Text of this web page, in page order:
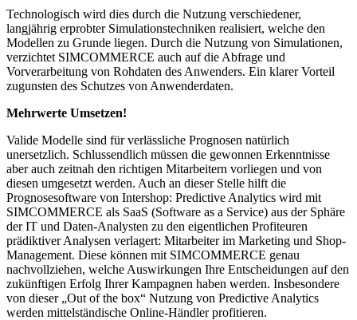
Technologisch wird dies durch die Nutzung verschiedener,
langjährig erprobter Simulationstechniken realisiert, welche den
Modellen zu Grunde liegen. Durch die Nutzung von Simulationen,
verzichtet SIMCOMMERCE auch auf die Abfrage und
Vorverarbeitung von Rohdaten des Anwenders. Ein klarer Vorteil
zugunsten des Schutzes von Anwenderdaten.
Mehrwerte Umsetzen!
Valide Modelle sind für verlässliche Prognosen natürlich
unersetzlich. Schlussendlich müssen die gewonnen Erkenntnisse
aber auch zeitnah den richtigen Mitarbeitern vorliegen und von
diesen umgesetzt werden. Auch an dieser Stelle hilft die
Prognosesoftware von Intershop: Predictive Analytics wird mit
SIMCOMMERCE als SaaS (Software as a Service) aus der Sphäre
der IT und Daten-Analysten zu den eigentlichen Profiteuren
prädiktiver Analysen verlagert: Mitarbeiter im Marketing und Shop-
Management. Diese können mit SIMCOMMERCE genau
nachvollziehen, welche Auswirkungen Ihre Entscheidungen auf den
zukünftigen Erfolg Ihrer Kampagnen haben werden. Insbesondere
von dieser „Out of the box“ Nutzung von Predictive Analytics
werden mittelständische Online-Händler profitieren.